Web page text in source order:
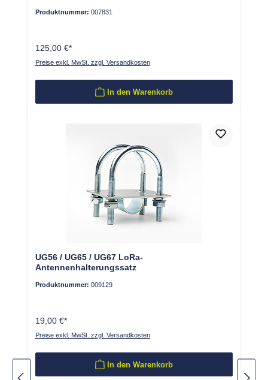
Produktnummer: 007831
125,00 €*
Preise exkl. MwSt. zzgl. Versandkosten
In den Warenkorb
UG56 / UG65 / UG67 LoRa-
Antennenhalterungssatz
Produktnummer: 009129
19,00 €*
Preise exkl. MwSt. zzgl. Versandkosten
In den Warenkorb